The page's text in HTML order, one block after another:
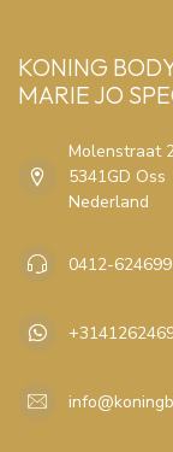
KONING
MARIE JO
Molenstraat
5341GD Oss
Nederland
0412-624699